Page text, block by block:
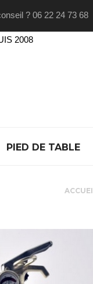
? 06 22 24 73 68
PIED DE TABLE
2008